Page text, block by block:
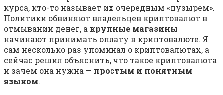
курса, кто-то называет их очередным «пузырем».
Политики обвиняют владельцев криптовалют в
отмывании денег, а крупные магазины
начинают принимать оплату в криптовалюте. Я
сам несколько раз упоминал о криптовалютах, а
сейчас решил объяснить, что такое криптовалюта
и зачем она нужна — простым и понятным
языком.